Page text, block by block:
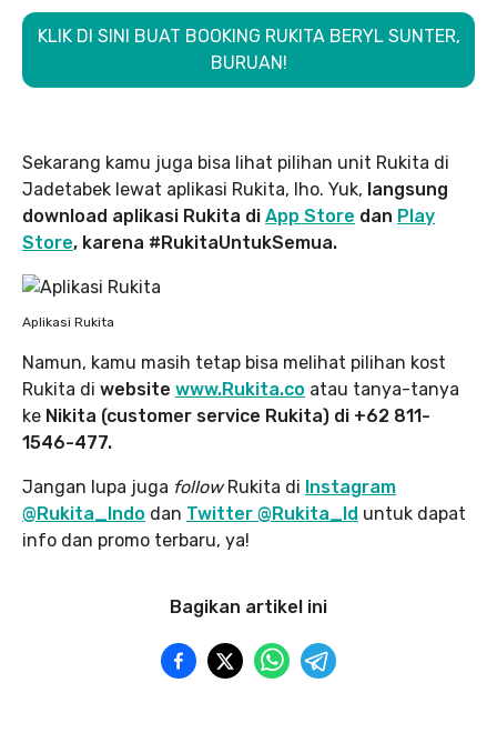
KLIK DI SINI BUAT BOOKING RUKITA BERYL SUNTER,
BURUAN!
Sekarang kamu juga bisa lihat pilihan unit Rukita di
Jadetabek lewat aplikasi Rukita, lho. Yuk, langsung
download aplikasi Rukita di App Store dan Play
Store, karena #RukitaUntukSemua.
Aplikasi Rukita
Namun, kamu masih tetap bisa melihat pilihan kost
Rukita di website www.Rukita.co atau tanya-tanya
ke Nikita (customer service Rukita) di +62 811-
1546-477.
Jangan lupa juga followRukita di Instagram
@Rukita_Indo dan Twitter @Rukita_Id untuk dapat
info dan promo terbaru, ya!
Bagikan artikel ini